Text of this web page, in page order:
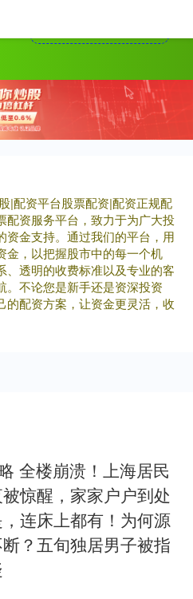
|配资平台股票配资|配资正规配
配资服务平台，致力于为广大投
资金支持。通过我们的平台，用
金，以把握股市中的每一个机
、透明的收费标准以及专业的客
。不论您是新手还是资深投资
的配资方案，让资金更灵活，收
全楼崩溃！上海居民
惊醒，家家户户到处
连床上都有！为何源
？五旬独居男子被指